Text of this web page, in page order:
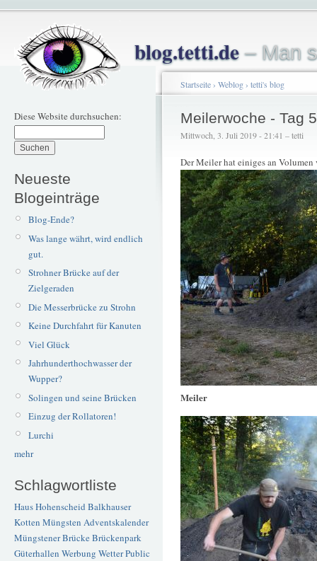
blog.tetti.de– Man
Diese Website durchsuchen:
Neueste
Blogeinträge
Blog-Ende?
Was lange währt, wird endlich
gut.
Strohner Brücke auf der
Zielgeraden
Die Messerbrücke zu Strohn
Keine Durchfahrt für Kanuten
Viel Glück
Jahrhunderthochwasser der
Wupper?
Solingen und seine Brücken
Einzug der Rollatoren!
Lurchi
mehr
Schlagwortliste
Haus Hohenscheid Balkhauser
Kotten Müngsten Adventskalender
Müngstener BrückeBrückenpark
Güterhallen Werbung WetterPublic
Startseite› Weblog› tetti's blog
Meilerwoche - Tag 5
Mittwoch, 3. Juli 2019 - 21:41 – tetti
Der Meiler hat einiges an Volumen
Meiler